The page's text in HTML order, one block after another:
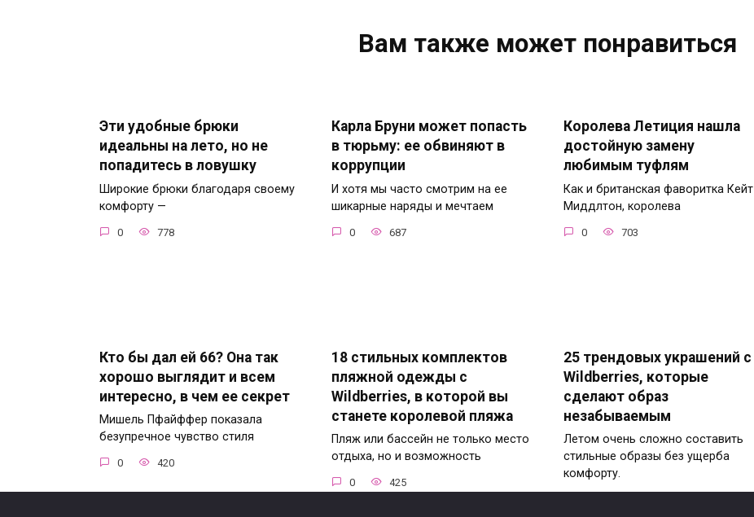
Вам также может понравиться
Эти удобные брюки
идеальны на лето, но не
попадитесь в ловушку
Широкие брюки благодаря своему
комфорту —
0 778
Карла Бруни может попасть
в тюрьму: ее обвиняют в
коррупции
И хотя мы часто смотрим на ее
шикарные наряды и мечтаем
0 687
Королева Летиция нашла
достойную замену
любимым туфлям
Как и британская фаворитка Кейт
Миддлтон, королева
0 703
Кто бы дал ей 66? Она так
хорошо выглядит и всем
интересно, в чем ее секрет
Мишель Пфайффер показала
безупречное чувство стиля
0 420
18 стильных комплектов
пляжной одежды с
Wildberries, в которой вы
станете королевой пляжа
Пляж или бассейн не только место
отдыха, но и возможность
0 425
25 трендовых украшений с
Wildberries, которые
сделают образ
незабываемым
Летом очень сложно составить
стильные образы без ущерба
комфорту.